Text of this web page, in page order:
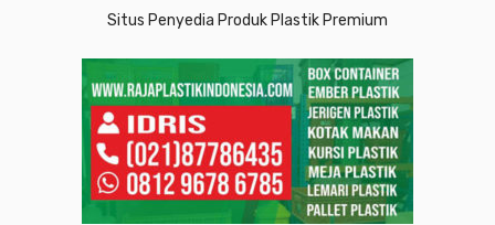
Situs Penyedia Produk Plastik Premium